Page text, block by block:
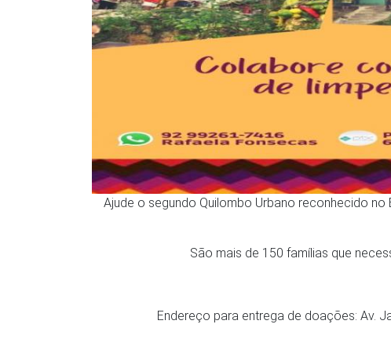
Ajude o segundo Quilombo Urbano reconhecido
São mais de 150 famílias que
Endereço para entrega de doações: Av.